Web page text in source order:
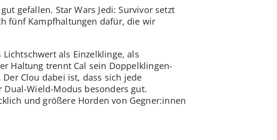
gefallen. Star Wars Jedi: Survivor setzt
fünf Kampfhaltungen dafür, die wir
als Einzelklinge, als
Haltung trennt Cal sein Doppelklingen-
Clou dabei ist, dass sich jede
Wield-Modus besonders gut.
und größere Horden von Gegner:innen